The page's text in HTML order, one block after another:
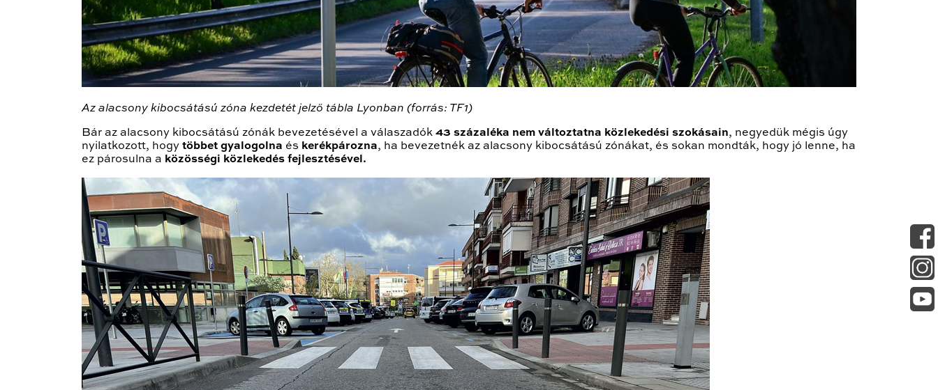
Az alacsony kibocsátású zóna kezdetét jelző tábla Lyonban (forrás: TF1)
Bár az alacsony kibocsátású zónák bevezetésével a válaszadók 43 százaléka nem változtatna közlekedési szokásain, negyedük mégis úgy
nyilatkozott, hogy többet gyalogolna és kerékpározna, ha bevezetnék az alacsony kibocsátású zónákat, és sokan mondták, hogy jó lenne, ha
ez párosulna a közösségi közlekedés fejlesztésével.